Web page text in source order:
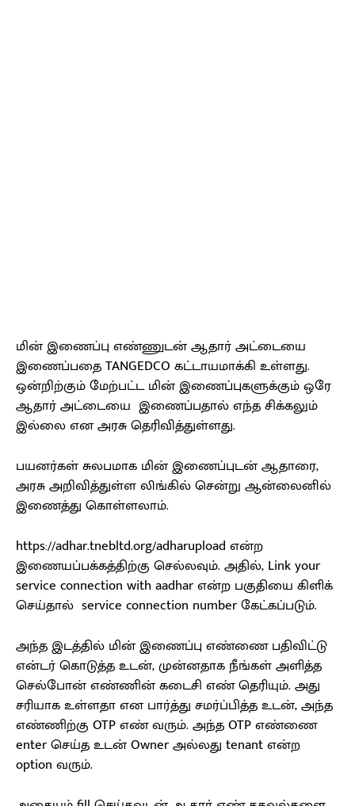
மின் இணைப்பு எண்ணுடன் ஆதார் அட்டையை
இணைப்பதை TANGEDCO கட்டாயமாக்கி உள்ளது.
ஒன்றிற்கும் மேற்பட்ட மின் இணைப்புகளுக்கும் ஒரே
ஆதார் அட்டையை இணைப்பதால் எந்த சிக்கலும்
இல்லை என அரசு தெரிவித்துள்ளது.
பயனர்கள் சுலபமாக மின் இணைப்புடன் ஆதாரை,
அரசு அறிவித்துள்ள லிங்கில் சென்று ஆன்லைனில்
இணைத்து கொள்ளலாம்.
https://adhar.tnebltd.org/adharupload என்ற
இணையப்பக்கத்திற்கு செல்லவும். அதில், Link your
service connection with aadhar என்ற பகுதியை கிளிக்
செய்தால் service connection number கேட்கப்படும்.
அந்த இடத்தில் மின் இணைப்பு எண்ணை பதிவிட்டு
என்டர் கொடுத்த உடன், முன்னதாக நீங்கள் அளித்த
செல்போன் எண்ணின் கடைசி எண் தெரியும். அது
சரியாக உள்ளதா என பார்த்து சமர்ப்பித்த உடன், அந்த
எண்ணிற்கு OTP எண் வரும். அந்த OTP எண்ணை
enter செய்த உடன் Owner அல்லது tenant என்ற
option வரும்.